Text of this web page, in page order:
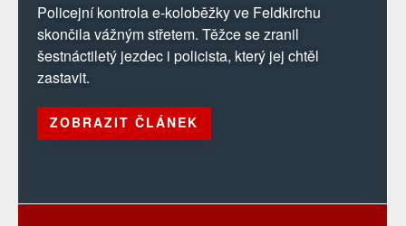
Policejní kontrola e-koloběžky ve Feldkirchu
skončila vážným střetem. Těžce se zranil
šestnáctiletý jezdec i policista, který jej chtěl
zastavit.
ZOBRAZIT ČLÁNEK